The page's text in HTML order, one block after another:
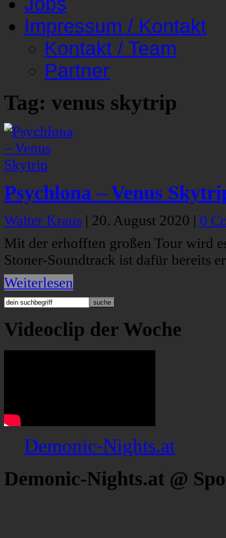
Impressum / Kontakt
Kontakt / Team
Partner
Tag: venus skytrip
Psychlona – Venus
Walter Kraus | 20. August 2020 | 0
Mit der erhofften großen Tour wird
Stoner-Soundtrack ist dafür bereits
Weiterlesen
Videoclip der Woche
Demonic-Nights.at
Demonic-Nights.at @